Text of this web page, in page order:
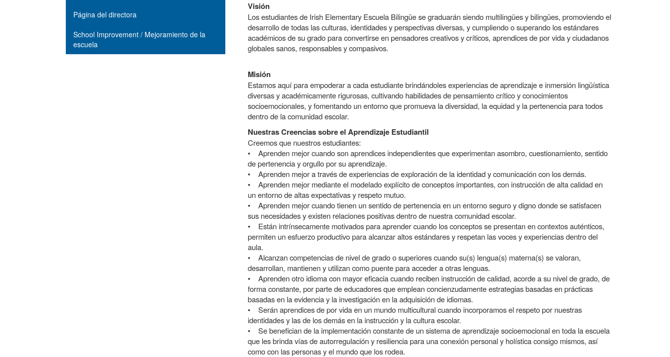
Visión
Los estudiantes de Irish Elementary Escuela Bilingüe se graduarán siendo multilingües y bilingües, promoviendo el
desarrollo de todas las culturas, identidades y perspectivas diversas, y cumpliendo o superando los estándares
académicos de su grado para convertirse en pensadores creativos y críticos, aprendices de por vida y ciudadanos
globales sanos, responsables y compasivos.
Misión
Estamos aquí para empoderar a cada estudiante brindándoles experiencias de aprendizaje e inmersión lingüística
diversas y académicamente rigurosas, cultivando habilidades de pensamiento crítico y conocimientos
socioemocionales, y fomentando un entorno que promueva la diversidad, la equidad y la pertenencia para todos
dentro de la comunidad escolar.
Nuestras Creencias sobre el Aprendizaje Estudiantil
Creemos que nuestros estudiantes:
• Aprenden mejor cuando son aprendices independientes que experimentan asombro, cuestionamiento, sentido
de pertenencia y orgullo por su aprendizaje.
• Aprenden mejor a través de experiencias de exploración de la identidad y comunicación con los demás.
• Aprenden mejor mediante el modelado explícito de conceptos importantes, con instrucción de alta calidad en
un entorno de altas expectativas y respeto mutuo.
• Aprenden mejor cuando tienen un sentido de pertenencia en un entorno seguro y digno donde se satisfacen
sus necesidades y existen relaciones positivas dentro de nuestra comunidad escolar.
• Están intrínsecamente motivados para aprender cuando los conceptos se presentan en contextos auténticos,
permiten un esfuerzo productivo para alcanzar altos estándares y respetan las voces y experiencias dentro del
aula.
• Alcanzan competencias de nivel de grado o superiores cuando su(s) lengua(s) materna(s) se valoran,
desarrollan, mantienen y utilizan como puente para acceder a otras lenguas.
• Aprenden otro idioma con mayor eficacia cuando reciben instrucción de calidad, acorde a su nivel de grado, de
forma constante, por parte de educadores que emplean concienzudamente estrategias basadas en prácticas
basadas en la evidencia y la investigación en la adquisición de idiomas.
• Serán aprendices de por vida en un mundo multicultural cuando incorporamos el respeto por nuestras
identidades y las de los demás en la instrucción y la cultura escolar.
• Se benefician de la implementación constante de un sistema de aprendizaje socioemocional en toda la escuela
que les brinda vías de autorregulación y resiliencia para una conexión personal y holística consigo mismos, así
como con las personas y el mundo que los rodea.
Página del directora
School Improvement / Mejoramiento de la
escuela